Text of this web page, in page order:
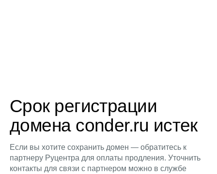
Срок регистрации
домена conder.ru истек
Если вы хотите сохранить домен — обратитесь к
партнеру Руцентра для оплаты продления. Уточнить
контакты для связи с партнером можно в службе